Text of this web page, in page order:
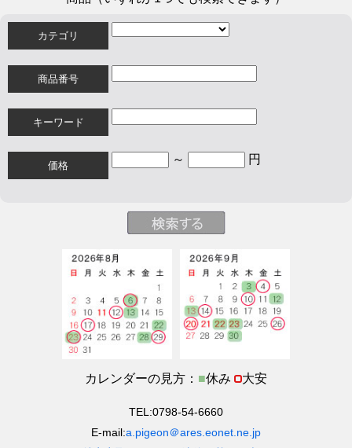
カテゴリ
商品番号
キーワード
価格 ～ 円
カレンダーの見方： ■休み 大安
TEL:0798-54-6660
E-mail:a.pigeon＠ares.eonet.ne.jp